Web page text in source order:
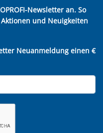
Newsletter an. So
und Neuigkeiten
Neuanmeldung einen €